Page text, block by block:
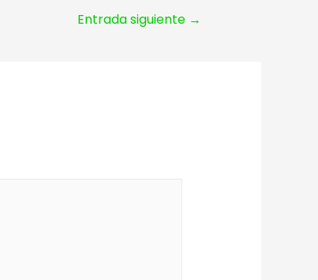
Entrada siguiente →